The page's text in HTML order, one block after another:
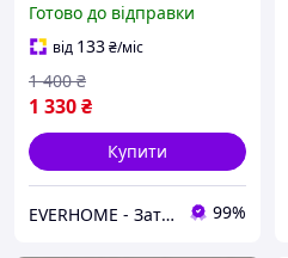
органайзер для кухні
Готово до відправки
від 133₴/міс
1 330₴
1 400 ₴
Купити
EVERHOME - Затишок для дому 99%